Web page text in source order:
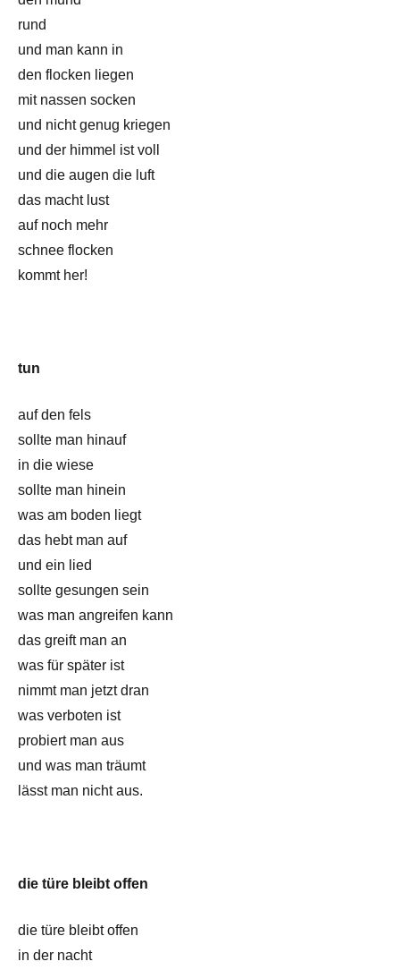
rund
und man kann in
den flocken liegen
mit nassen socken
und nicht genug kriegen
und der himmel ist voll
und die augen die luft
das macht lust
auf noch mehr
schnee flocken
kommt her!
tun
auf den fels
sollte man hinauf
in die wiese
sollte man hinein
was am boden liegt
das hebt man auf
und ein lied
sollte gesungen sein
was man angreifen kann
das greift man an
was für später ist
nimmt man jetzt dran
was verboten ist
probiert man aus
und was man träumt
lässt man nicht aus.
die türe bleibt offen
die türe bleibt offen
in der nacht